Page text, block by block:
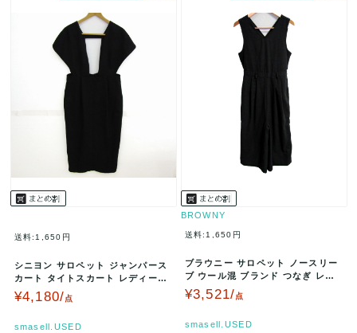
送料:1,650円
シニヨン サロペット ジャンパース
カート タイトスカート レディース
Fサイズ ブラック CHIGN…
¥4,180/点
smasell.USED
BROWNY
送料:1,650円
ブラウニー サロペット ノースリー
ブ ウール混 ブランド つなぎ レデ
ィース Fサイズ グレー BR…
¥3,521/点
smasell.USED